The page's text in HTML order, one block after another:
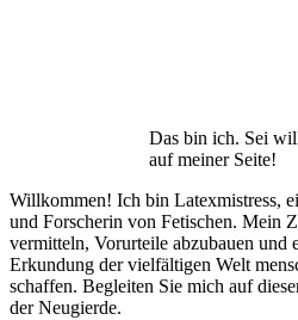
Das bin ich. Sei
auf meiner Seite!
Willkommen! Ich bin Latexmistress,
und Forscherin von Fetischen. Mein
vermitteln, Vorurteile abzubauen und
Erkundung der vielfältigen Welt
schaffen. Begleiten Sie mich auf
der Neugierde.